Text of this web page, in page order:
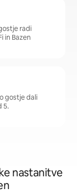
radi
in Bazen
gostje dali
5.
nastanitve